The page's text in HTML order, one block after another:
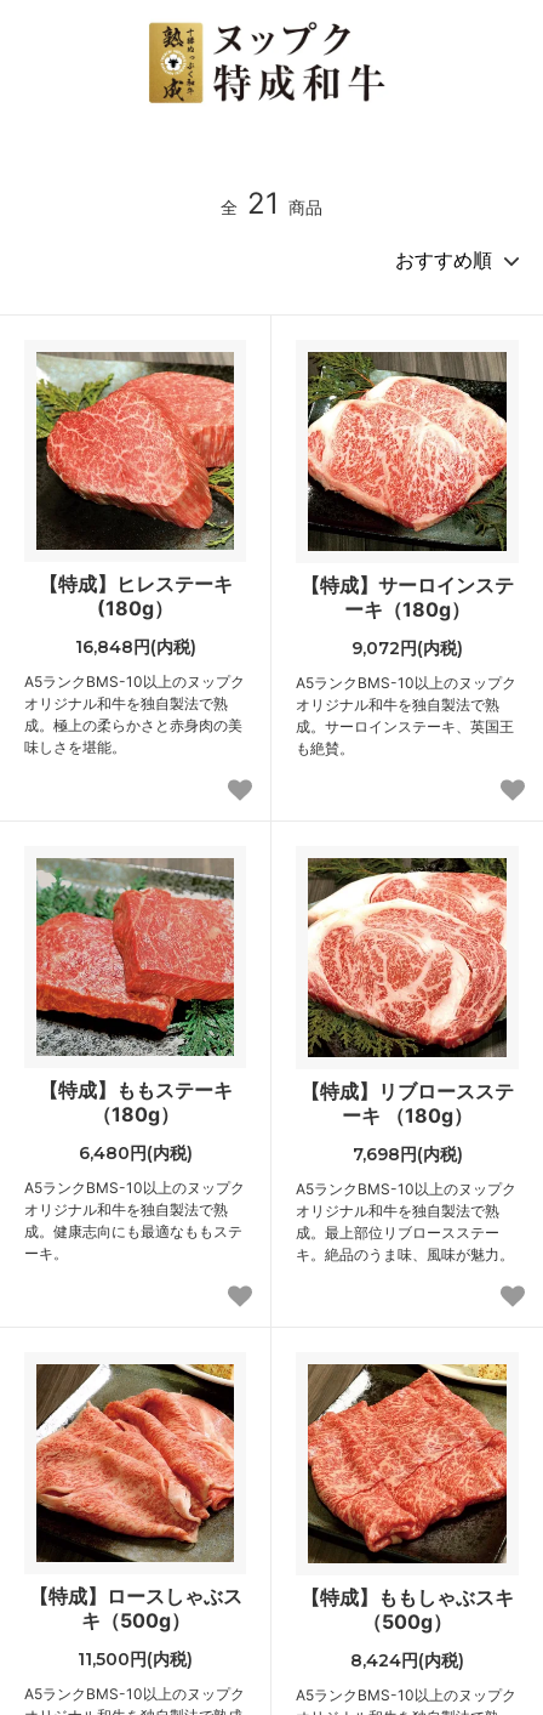
全 21 商品
【特成】ヒレステーキ
(180g）
16,848円(内税)
A5ランクBMS-10以上のヌップク
オリジナル和牛を独自製法で熟
成。極上の柔らかさと赤身肉の美
味しさを堪能。
【特成】サーロインステ
ーキ（180g）
9,072円(内税)
A5ランクBMS-10以上のヌップク
オリジナル和牛を独自製法で熟
成。サーロインステーキ、英国王
も絶賛。
【特成】ももステーキ
（180g）
6,480円(内税)
A5ランクBMS-10以上のヌップク
オリジナル和牛を独自製法で熟
成。健康志向にも最適なももステ
ーキ。
【特成】リブロースステ
ーキ （180g）
7,698円(内税)
A5ランクBMS-10以上のヌップク
オリジナル和牛を独自製法で熟
成。最上部位リブロースステー
キ。絶品のうま味、風味が魅力。
【特成】ロースしゃぶス
キ（500g）
11,500円(内税)
A5ランクBMS-10以上のヌップク
【特成】ももしゃぶスキ
（500g）
8,424円(内税)
A5ランクBMS-10以上のヌップク